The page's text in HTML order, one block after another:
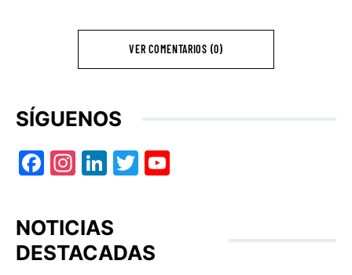
VER COMENTARIOS (0)
SÍGUENOS
Facebook
Instagram
LinkedIn
Twitter
NOTICIAS
DESTACADAS